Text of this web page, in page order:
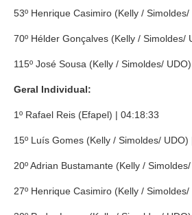
53º Henrique Casimiro (Kelly /
70º Hélder Gonçalves (Kelly / Simoldes/
115º José Sousa (Kelly / Simoldes/
Geral Individual:
1º Rafael Reis (Efapel) | 04:18:33
15º Luís Gomes (Kelly / Simoldes/ UDO)
20º Adrian Bustamante (Kelly /
27º Henrique Casimiro (Kelly /